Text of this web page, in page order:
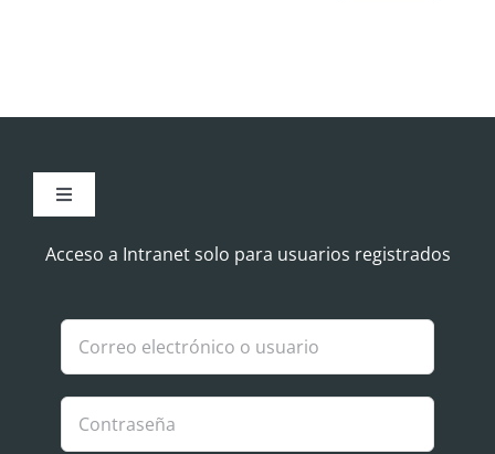
Toggle
Aviso Legal
Política de Cookies
Política de privacidad
Acceso a Intranet solo para usuarios registrados